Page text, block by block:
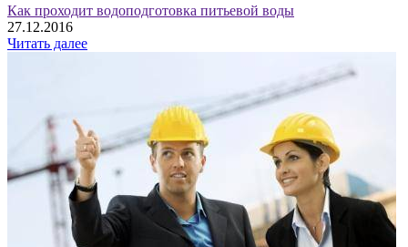
Как проходит водоподготовка питьевой воды
27.12.2016
Читать далее